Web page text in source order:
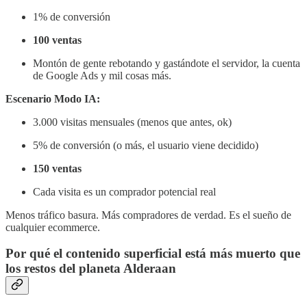
1% de conversión
100 ventas
Montón de gente rebotando y gastándote el servidor, la cuenta
de Google Ads y mil cosas más.
Escenario Modo IA:
3.000 visitas mensuales (menos que antes, ok)
5% de conversión (o más, el usuario viene decidido)
150 ventas
Cada visita es un comprador potencial real
Menos tráfico basura. Más compradores de verdad. Es el sueño de
cualquier ecommerce.
Por qué el contenido superficial está más muerto que
los restos del planeta Alderaan